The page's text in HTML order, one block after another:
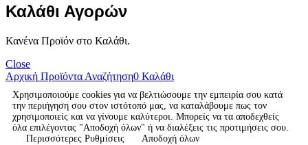
Καλάθι Αγορών
Κανένα Προϊόν στο Καλάθι.
Close
Αρχική Προϊόντα Αναζήτηση0 Καλάθι
Χρησιμοποιούμε cookies για να βελτιώσουμε την εμπειρία σου κατά
την περιήγηση σου στον ιστότοπό μας, να καταλάβουμε πως τον
χρησιμοποιείς και να γίνουμε καλύτεροι. Μπορείς να τα αποδεχθείς
όλα επιλέγοντας "Αποδοχή όλων" ή να διαλέξεις τις προτιμήσεις σου.
Περισσότερες Ρυθμίσεις
Αποδοχή όλων